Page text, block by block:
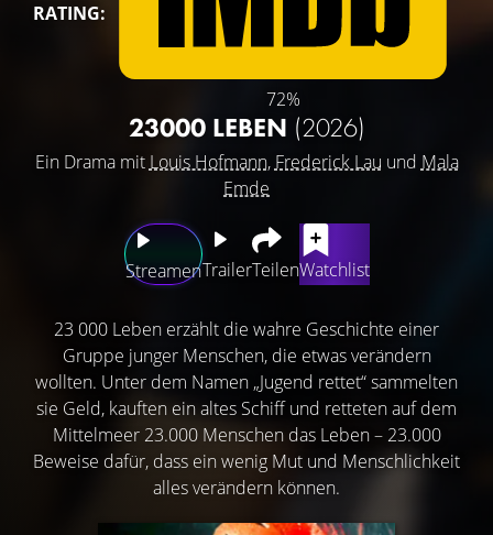
RATING:
72%
23000 LEBEN (2026)
Ein Drama mit Louis Hofmann, Frederick Lau und Mala
Emde
StreamenTrailerTeilenWatchlist
23 000 Leben erzählt die wahre Geschichte einer
Gruppe junger Menschen, die etwas verändern
wollten. Unter dem Namen „Jugend rettet“ sammelten
sie Geld, kauften ein altes Schiff und retteten auf dem
Mittelmeer 23.000 Menschen das Leben – 23.000
Beweise dafür, dass ein wenig Mut und Menschlichkeit
alles verändern können.